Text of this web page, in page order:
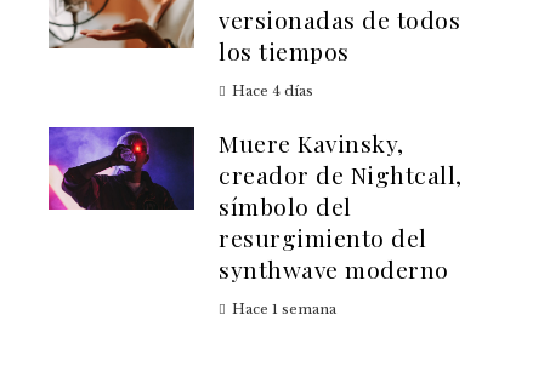
versionadas de todos
los tiempos
Hace 4 días
Muere Kavinsky,
creador de Nightcall,
símbolo del
resurgimiento del
synthwave moderno
Hace 1 semana